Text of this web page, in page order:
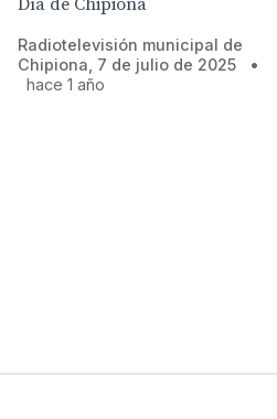
Día de Chipiona
Radiotelevisión municipal de
Chipiona, 7 de julio de 2025
•
hace 1 año